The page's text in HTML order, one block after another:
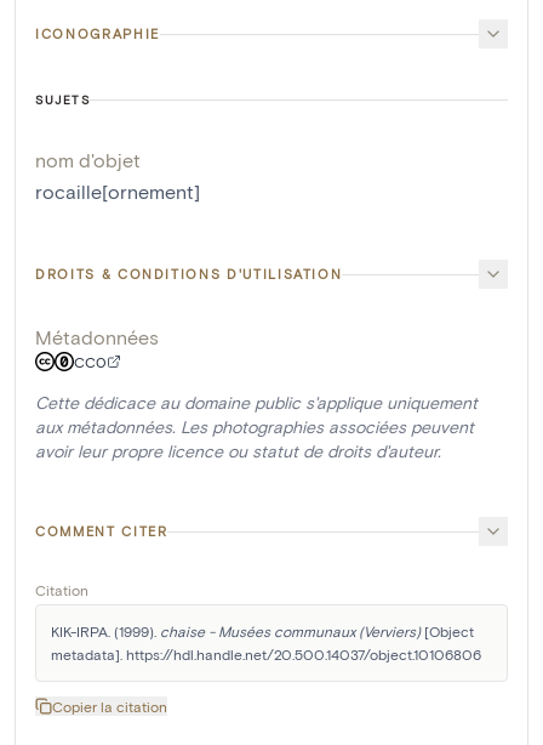
ICONOGRAPHIE
SUJETS
nom d'objet
rocaille[ornement]
DROITS & CONDITIONS D'UTILISATION
Métadonnées
CC0
Cette dédicace au domaine public s'applique uniquement
aux métadonnées. Les photographies associées peuvent
avoir leur propre licence ou statut de droits d'auteur.
COMMENT CITER
Citation
KIK-IRPA. (1999). chaise - Musées communaux (Verviers) [Object
metadata]. https://hdl.handle.net/20.500.14037/object.10106806
Copier la citation